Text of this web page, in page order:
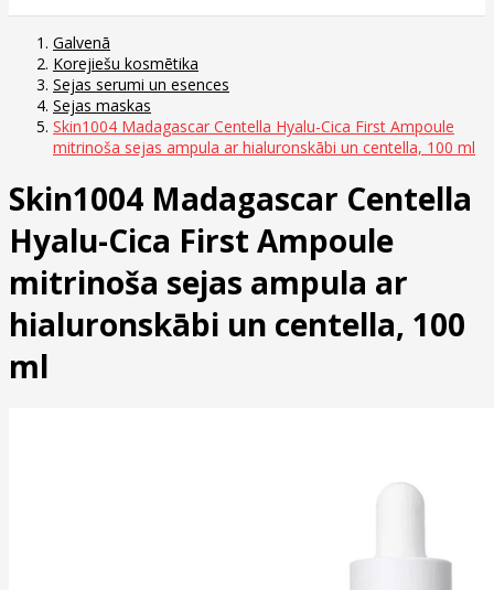
Galvenā
Korejiešu kosmētika
Sejas serumi un esences
Sejas maskas
Skin1004 Madagascar Centella Hyalu-Cica First Ampoule
mitrinoša sejas ampula ar hialuronskābi un centella, 100 ml
Skin1004 Madagascar Centella
Hyalu-Cica First Ampoule
mitrinoša sejas ampula ar
hialuronskābi un centella, 100
ml